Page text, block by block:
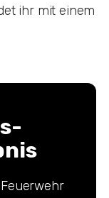
ihr mit einem